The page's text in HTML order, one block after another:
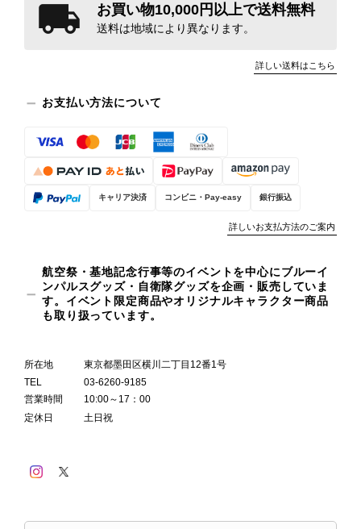
お買い物10,000円以上で送料無料
送料は地域により異なります。
詳しい送料はこちら
お支払い方法について
キャリア決済 コンビニ・Pay-easy 銀行振込
詳しいお支払方法のご案内
航空祭・基地記念行事等のイベントを中心にブルーイ
ンパルスグッズ・自衛隊グッズを企画・販売していま
す。イベント限定商品やオリジナルキャラクター商品
も取り扱っています。
所在地
東京都墨田区横川二丁目12番1号
TEL
03-6260-9185
営業時間
10:00～17：00
定休日
土日祝